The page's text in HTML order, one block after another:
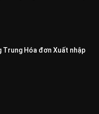
Trung Hóa đơn Xuất nhập